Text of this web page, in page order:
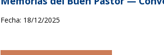
Fecha: 18/12/2025